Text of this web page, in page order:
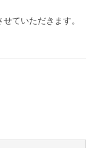
ていただきます。